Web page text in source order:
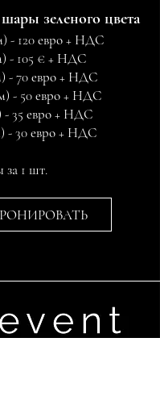
зеленого цвета
- 120 евро + НДС
- 105 € + НДС
- 70 евро + НДС
- 50 евро + НДС
- 35 евро + НДС
- 30 евро + НДС
за 1 шт.